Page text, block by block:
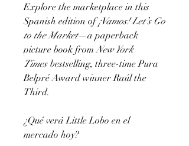
Explore the marketplace in this
Spanish edition of¡Vamos! Let’s Go
to the Market—a paperback
picture book fromNew York
Times bestselling, three-time Pura
Belpré Award winner Raúl the
Third.
¿Qué verá Little Lobo en el
mercado hoy?